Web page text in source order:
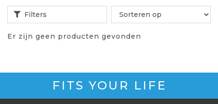
Filters
Er zijn geen producten gevonden
FITS YOUR LIFE